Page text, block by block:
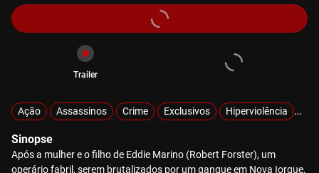
Trailer
Ação Assassinos Crime Exclusivos Hiperviolência
Sinopse
Após a mulher e o filho de Eddie Marino (Robert Forster), um
operário fabril, serem brutalizados por um gangue em Nova Iorque,